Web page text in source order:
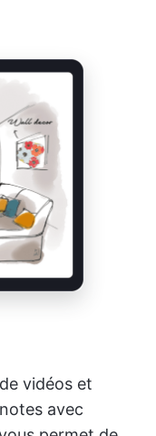
vidéos et
avec